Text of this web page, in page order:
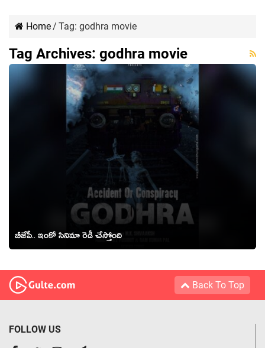
Home/ Tag: godhra movie
Tag Archives: godhra movie
బీజేపీ.. ఇంకో సినిమా రెడీ చేస్తోంది
Back To Top
FOLLOW US